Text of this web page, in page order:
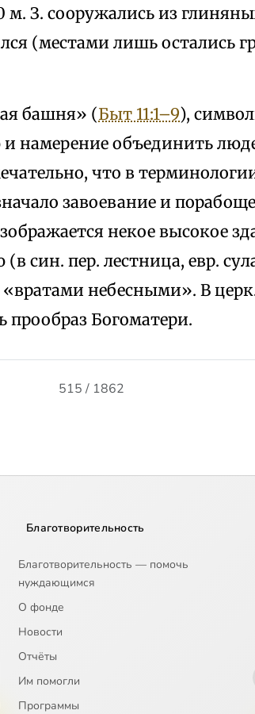
м. З. сооружались из
(местами лишь остались
башня» (Быт 11:1–9),
намерение объединить
что в
завоевание и
некое высокое
син. пер. лестница, евр.
«вратами небесными». В
прообраз Богоматери.
515 / 1862
Благотворительность
Благотворительность — помочь
нуждающимся
О фонде
Новости
Отчёты
Им помогли
Программы